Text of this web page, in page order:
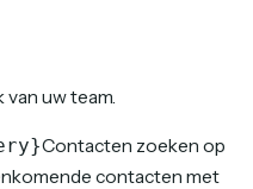
uw team.
Contacten zoeken op
contacten met